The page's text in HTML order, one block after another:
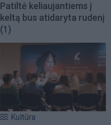
Patiltė keliaujantiems į
keltą bus atidaryta rudenį
(1)
Kultūra